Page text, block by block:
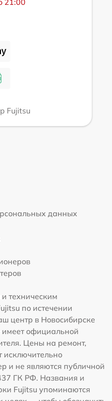
21:00
Fujitsu
данных
техническим
по истечении
центр в Новосибирске
имеет официальной
Цены на ремонт,
исключительно
и не являются публичной
ГК РФ. Названия и
Fujitsu упоминаются